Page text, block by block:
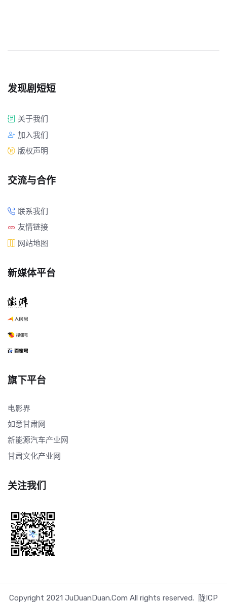
发现剧短短
关于我们
加入我们
版权声明
交流与合作
联系我们
友情链接
网站地图
新媒体平台
旗下平台
电影界
如意甘肃网
新能源汽车产业网
甘肃文化产业网
关注我们
Copyright 2021 JuDuanDuan.Com All rights reserved. 陇ICP